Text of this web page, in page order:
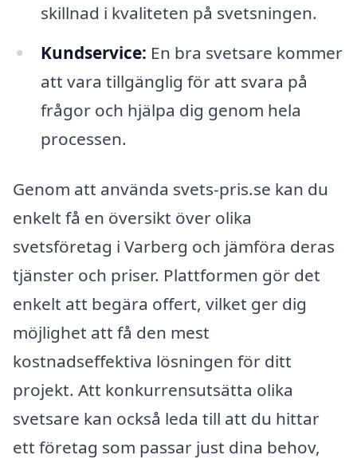
skillnad i kvaliteten på svetsningen.
Kundservice: En bra svetsare kommer
att vara tillgänglig för att svara på
frågor och hjälpa dig genom hela
processen.
Genom att använda svets-pris.se kan du
enkelt få en översikt över olika
svetsföretag i Varberg och jämföra deras
tjänster och priser. Plattformen gör det
enkelt att begära offert, vilket ger dig
möjlighet att få den mest
kostnadseffektiva lösningen för ditt
projekt. Att konkurrensutsätta olika
svetsare kan också leda till att du hittar
ett företag som passar just dina behov,